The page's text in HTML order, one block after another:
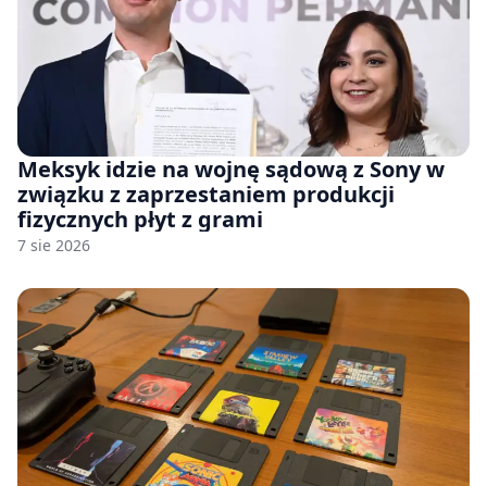
Meksyk idzie na wojnę sądową z Sony w
związku z zaprzestaniem produkcji
fizycznych płyt z grami
7 sie 2026